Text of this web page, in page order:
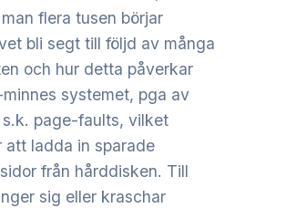
flera tusen börjar
bli segt till följd av många
och hur detta påverkar
systemet, pga av
s.k. page-faults, vilket
att ladda in sparade
från hårddisken. Till
sig eller kraschar